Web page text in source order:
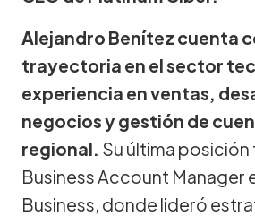
Alejandro Benítez cuenta
trayectoria en el sector
experiencia en ventas,
negocios y gestión de
regional. Su última
Business Account Manager
Business, donde lideró